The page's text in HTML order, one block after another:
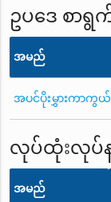
ဥပဒေ စာရွ
အမည်
အပင်ပိုးမွှားကာကွ
လုပ်ထုံးလုပ်န
အမည်